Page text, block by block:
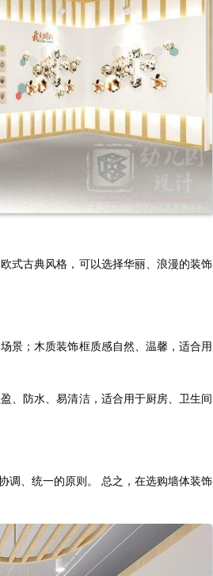
式古典风格，可以选择华丽、浪漫的装饰
景；木质装饰框质感自然、温馨，适合用
、防水、易清洁，适合用于厨房、卫生间
调、统一的原则。 总之，在选购墙体装饰